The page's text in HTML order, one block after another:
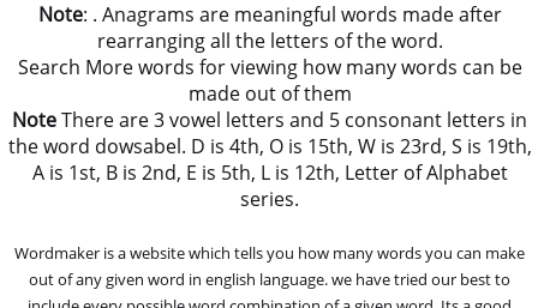
Note: . Anagrams are meaningful words made after
rearranging all the letters of the word.
Search More words for viewing how many words can be
made out of them
NoteThere are 3 vowel letters and 5 consonant letters in
the word dowsabel. D is 4th, O is 15th, W is 23rd, S is 19th,
A is 1st, B is 2nd, E is 5th, L is 12th, Letter of Alphabet
series.
Wordmaker is a website which tells you how many words you can make
out of any given word in english language. we have tried our best to